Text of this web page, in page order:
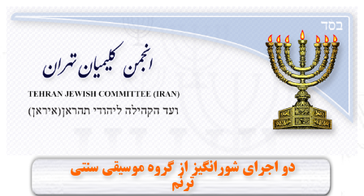
دو اجرای شورانگیز از گروه موسیقی سنتی
ترنم